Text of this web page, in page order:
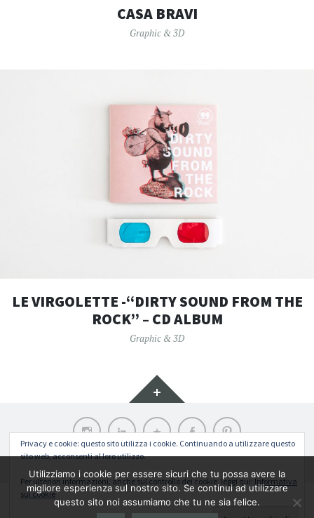
CASA BRAVI
Graphic & 3D
LE VIRGOLETTE -“DIRTY SOUND FROM THE
ROCK” – CD ALBUM
Graphic & 3D
Widget
InstagramLinkedIn ArchiloversFacebookPinterest
Funziona grazie a WordPress
Return To Top
Privacy e cookie: questo sito utilizza i cookie. Continuando a utilizzare questo
sito web, acconsenti al loro utilizzo.
Per ulteriori informazioni, anche sul controllo dei cookie, leggi qui: Informativa
sui cookie
Utilizziamo i cookie per essere sicuri che tu possa avere la
migliore esperienza sul nostro sito. Se continui ad utilizzare
questo sito noi assumiamo che tu ne sia felice.